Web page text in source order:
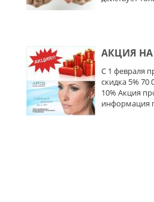
АКЦИЯ НА
С 1 февраля
скидка 5% 70
10% Акция
информация